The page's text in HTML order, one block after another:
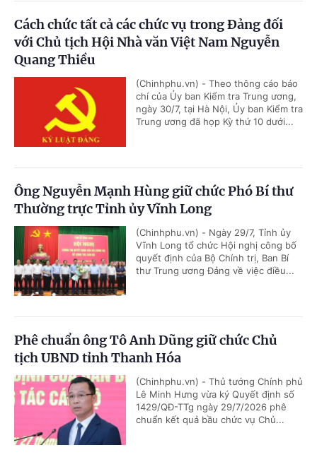
Cách chức tất cả các chức vụ trong Đảng đối
với Chủ tịch Hội Nhà văn Việt Nam Nguyễn
Quang Thiều
(Chinhphu.vn) - Theo thông cáo báo
chí của Ủy ban Kiểm tra Trung ương,
ngày 30/7, tại Hà Nội, Ủy ban Kiểm tra
Trung ương đã họp Kỳ thứ 10 dưới...
Ông Nguyễn Mạnh Hùng giữ chức Phó Bí thư
Thường trực Tỉnh ủy Vĩnh Long
(Chinhphu.vn) - Ngày 29/7, Tỉnh ủy
Vĩnh Long tổ chức Hội nghị công bố
quyết định của Bộ Chính trị, Ban Bí
thư Trung ương Đảng về việc điều...
Phê chuẩn ông Tô Anh Dũng giữ chức Chủ
tịch UBND tỉnh Thanh Hóa
(Chinhphu.vn) - Thủ tướng Chính phủ
Lê Minh Hưng vừa ký Quyết định số
1429/QĐ-TTg ngày 29/7/2026 phê
chuẩn kết quả bầu chức vụ Chủ...